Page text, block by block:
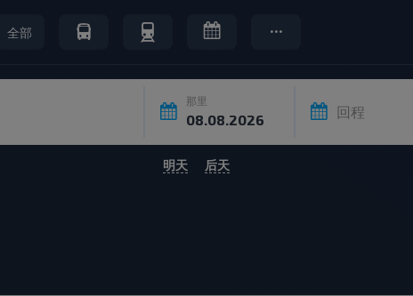
全部
那里
回程
明天 后天